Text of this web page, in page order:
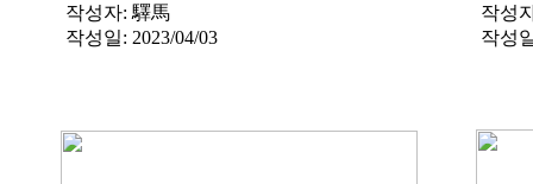
작성자: 驛馬
작성일: 2023/04/03
작성
작성